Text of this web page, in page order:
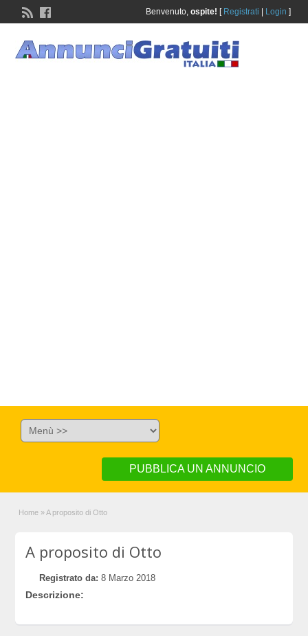
Benvenuto, ospite! [ Registrati Login ]
PUBBLICA UN ANNUNCIO
Home » A proposito di Otto
A proposito di Otto
Registrato da: 8 Marzo 2018
Descrizione: